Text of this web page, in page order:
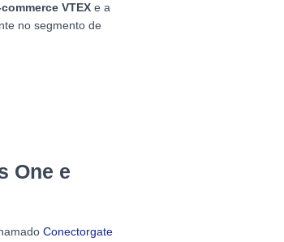
VTEX e a
no segmento de
One e
Conectorgate